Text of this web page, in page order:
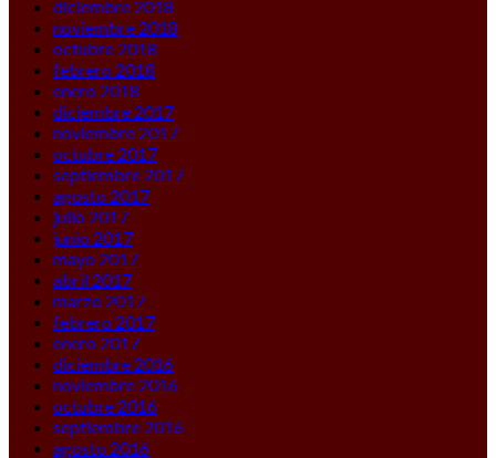
diciembre 2018
noviembre 2018
octubre 2018
febrero 2018
enero 2018
diciembre 2017
noviembre 2017
octubre 2017
septiembre 2017
agosto 2017
julio 2017
junio 2017
mayo 2017
abril 2017
marzo 2017
febrero 2017
enero 2017
diciembre 2016
noviembre 2016
octubre 2016
septiembre 2016
agosto 2016